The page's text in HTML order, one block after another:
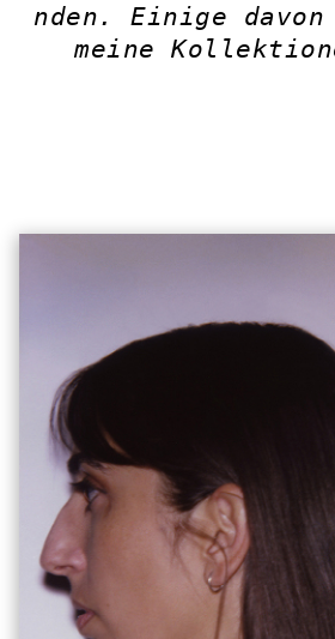
nden. Einige
meine